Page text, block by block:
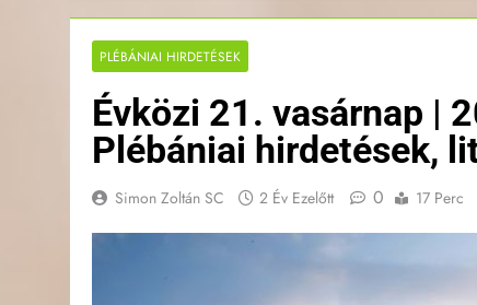
PLÉBÁNIAI HIRDETÉSEK
Évközi 21. vasárnap |
Plébániai hirdetések,
Simon Zoltán SC 2 Év Ezelőtt 0 17 Perc